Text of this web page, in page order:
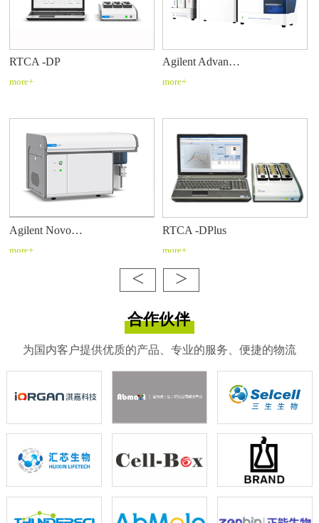
RTCA -DP
more+
Agilent Advan…
more+
Agilent Novo…
more+
RTCA -DPlus
more+
< >
合作伙伴
为国内客户提供优质的产品、专业的服务、便捷的物流